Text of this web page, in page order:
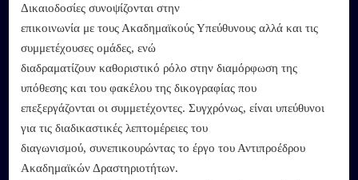
Δικαιοδοσίες συνοψίζονται στην
επικοινωνία με τους Ακαδημαϊκούς Υπεύθυνους αλλά και τις
συμμετέχουσες ομάδες, ενώ
διαδραματίζουν καθοριστικό ρόλο στην διαμόρφωση της
υπόθεσης και του φακέλου της δικογραφίας που
επεξεργάζονται οι συμμετέχοντες. Συγχρόνως, είναι υπεύθυνοι
για τις διαδικαστικές λεπτομέρειες του
διαγωνισμού, συνεπικουρώντας το έργο του Αντιπροέδρου
Ακαδημαϊκών Δραστηριοτήτων.